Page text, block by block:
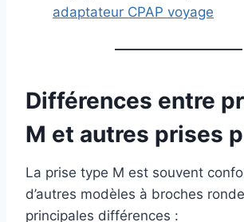
adaptateur CPAP voyage
Différences entre
M et autres prises
La prise type M est souvent
d’autres modèles à broches
principales différences :